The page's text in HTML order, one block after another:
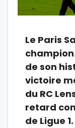
Le Paris
champion
de son
victoire
du RC
retard
de Ligue 1.